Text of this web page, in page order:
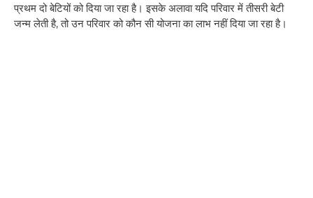
प्रथम दो बेटियों को दिया जा रहा है। इसके अलावा यदि परिवार में तीसरी बेटी
जन्म लेती है, तो उन परिवार को कौन सी योजना का लाभ नहीं दिया जा रहा है।